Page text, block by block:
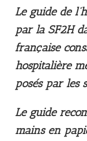
Le guide de
par la SF2H
française
hospitalière
posés par les
Le guide
mains en